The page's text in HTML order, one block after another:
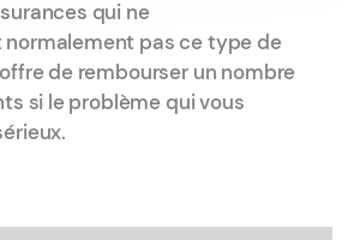
qui ne
pas ce type de
de rembourser un nombre
si le problème qui vous